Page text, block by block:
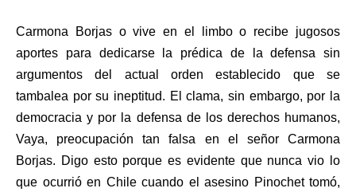
Carmona Borjas o vive en el limbo o recibe jugosos
aportes para dedicarse la prédica de la defensa sin
argumentos del actual orden establecido que se
tambalea por su ineptitud. El clama, sin embargo, por la
democracia y por la defensa de los derechos humanos,
Vaya, preocupación tan falsa en el señor Carmona
Borjas. Digo esto porque es evidente que nunca vio lo
que ocurrió en Chile cuando el asesino Pinochet tomó,